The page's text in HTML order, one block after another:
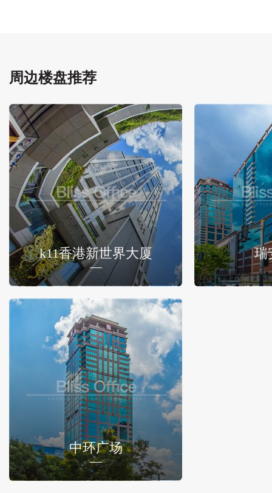
周边楼盘推荐
k11香港新世界大厦 瑞
中环广场